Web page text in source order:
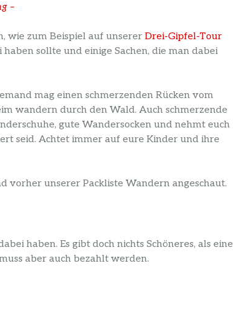
–
wie zum Beispiel auf unserer Drei-Gipfel-Tour
sollte und einige Sachen, die man dabei
mag einen schmerzenden Rücken vom
wandern durch den Wald. Auch schmerzende
gute Wandersocken und nehmt euch
seid. Achtet immer auf eure Kinder und ihre
vorher unserer Packliste Wandern angeschaut.
haben. Es gibt doch nichts Schöneres, als eine
aber auch bezahlt werden.